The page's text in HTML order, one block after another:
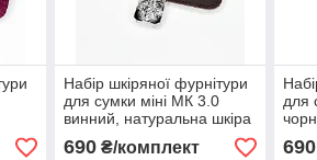
Набір шкіряної фурнітури
для сумки міні МК 3.0
винний, натуральна шкіра
690₴/комплект
для
690